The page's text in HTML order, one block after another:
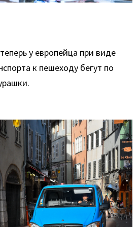
у европейца при виде
к пешеходу бегут по